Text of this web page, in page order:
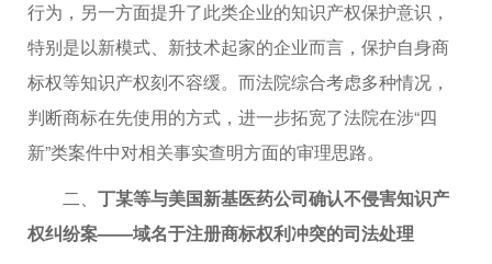
行为，另一方面提升了此类企业的知识产权保护意识，
特别是以新模式、新技术起家的企业而言，保护自身商
标权等知识产权刻不容缓。而法院综合考虑多种情况，
判断商标在先使用的方式，进一步拓宽了法院在涉“四
新”类案件中对相关事实查明方面的审理思路。
二、 丁某等与美国新基医药公司确认不侵害知识产
权纠纷案——域名于注册商标权利冲突的司法处理